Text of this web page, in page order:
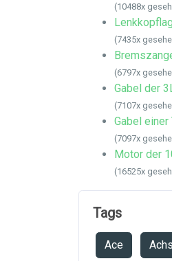
(10488x
(7435x
(6797x
Gabel der
(7107x
Gabel einer
(7097x
Motor der
(16525x
Tags
Ace